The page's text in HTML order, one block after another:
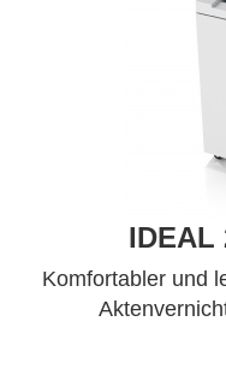
IDEAL
Komfortabler und